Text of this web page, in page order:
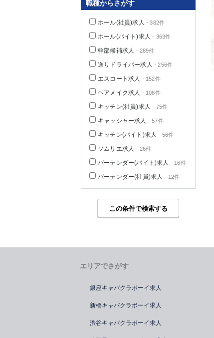
職種からさがす
ホール(社員)求人 - 382件
ホール(バイト)求人 - 363件
幹部候補求人 - 289件
送りドライバー求人 - 256件
エスコート求人 - 152件
ヘアメイク求人 - 108件
キッチン(社員)求人 - 75件
キャッシャー求人 - 57件
キッチン(バイト)求人 - 56件
ソムリエ求人 - 26件
バーテンダー(バイト)求人 - 16件
バーテンダー(社員)求人 - 12件
この条件で検索する
エリアでさがす
銀座キャバクラボーイ求人
新橋キャバクラボーイ求人
渋谷キャバクラボーイ求人